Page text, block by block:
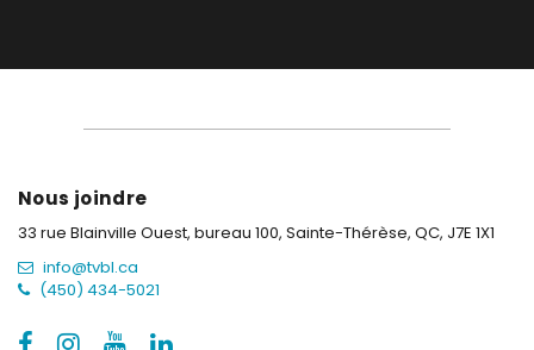
Nous joindre
33 rue Blainville Ouest, bureau 100, Sainte-Thérèse, QC, J7E 1X1
info@tvbl.ca
(450) 434-5021